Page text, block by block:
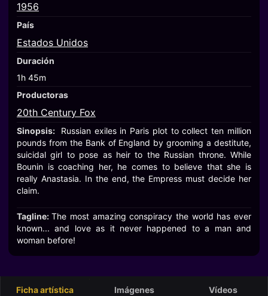
1956
País
Estados Unidos
Duración
1h 45m
Productoras
20th Century Fox
Sinopsis:
Russian exiles in Paris plot to collect ten million
pounds from the Bank of England by grooming a destitute,
suicidal girl to pose as heir to the Russian throne. While
Bounin is coaching her, he comes to believe that she is
really Anastasia. In the end, the Empress must decide her
claim.
Tagline: The most amazing conspiracy the world has ever
known... and love as it never happened to a man and
woman before!
Ficha artística Imágenes Vídeos